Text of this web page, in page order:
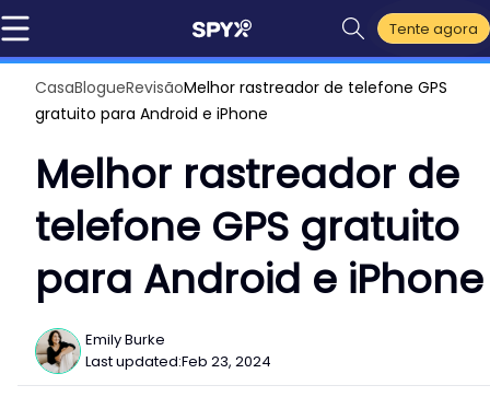
Tente agora
CasaBlogueRevisãoMelhor rastreador de telefone GPS
gratuito para Android e iPhone
Melhor rastreador de
telefone GPS gratuito
para Android e iPhone
Emily Burke
Last updated:Feb 23, 2024